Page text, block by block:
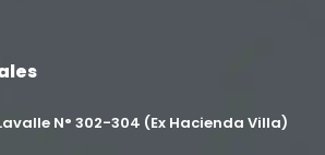
y Ciencias Empresariales
N° 302-304 (Ex Hacienda Villa)